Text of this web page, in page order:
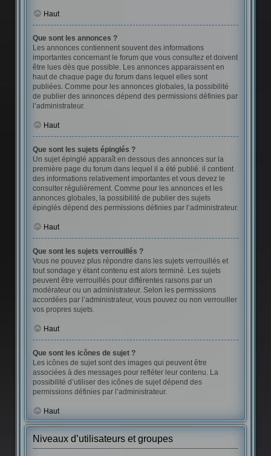
Haut
Que sont les annonces ?
Les annonces contiennent souvent des informations
importantes concernant le forum que vous consultez et doivent
être lues dès que possible. Les annonces apparaissent en
haut de chaque page du forum dans lequel elles sont
publiées. Comme pour les annonces globales, la possibilité
de publier des annonces dépend des permissions définies par
l’administrateur.
Haut
Que sont les sujets épinglés ?
Un sujet épinglé apparaît en dessous des annonces sur la
première page du forum dans lequel il a été publié. il contient
des informations relativement importantes et vous devez le
consulter régulièrement. Comme pour les annonces et les
annonces globales, la possibilité de publier des sujets
épinglés dépend des permissions définies par l’administrateur.
Haut
Que sont les sujets verrouillés ?
Vous ne pouvez plus répondre dans les sujets verrouillés et
tout sondage y étant contenu est alors terminé. Les sujets
peuvent être verrouillés pour différentes raisons par un
modérateur ou un administrateur. Selon les permissions
accordées par l’administrateur, vous pouvez ou non verrouiller
vos propres sujets.
Haut
Que sont les icônes de sujet ?
Les icônes de sujet sont des images qui peuvent être
associées à des messages pour refléter leur contenu. La
possibilité d’utiliser des icônes de sujet dépend des
permissions définies par l’administrateur.
Haut
Niveaux d’utilisateurs et groupes